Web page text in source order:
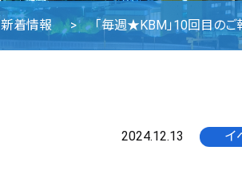
新着情報 「毎週★KBM」10回目
2024.12.13 イ